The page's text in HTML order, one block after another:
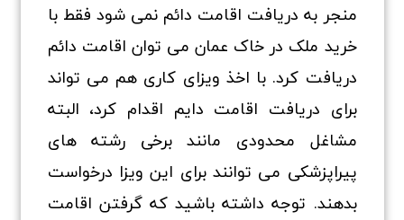
منجر به دریافت اقامت دائم نمی شود فقط با
خرید ملک در خاک عمان می توان اقامت دائم
دریافت کرد. با اخذ ویزای کاری هم می تواند
برای دریافت اقامت دایم اقدام کرد، البته
مشاغل محدودی مانند برخی رشته های
پیراپزشکی می توانند برای این ویزا درخواست
بدهند. توجه داشته باشید که گرفتن اقامت